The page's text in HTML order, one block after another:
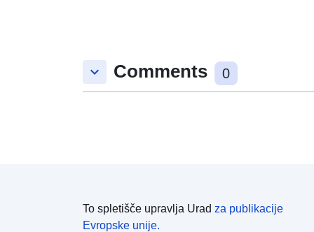
keyboard_arrow_down Comments 0
To spletišče upravlja Urad za publikacije
Evropske unije.